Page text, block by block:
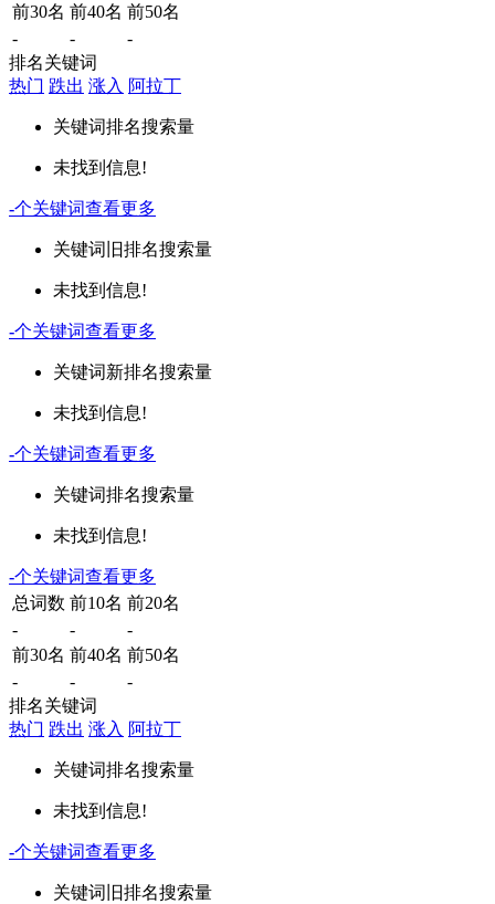
前30名 前40名 前50名
-
-
-
排名关键词
热门 跌出 涨入 阿拉丁
关键词排名搜索量
未找到信息!
-个关键词查看更多
关键词 旧排名搜索量
未找到信息!
-个关键词查看更多
关键词新排名搜索量
未找到信息!
-个关键词查看更多
关键词排名搜索量
未找到信息!
-个关键词查看更多
总词数 前10名 前20名
-
-
-
前30名 前40名 前50名
-
-
-
排名关键词
热门 跌出 涨入 阿拉丁
关键词排名搜索量
未找到信息!
-个关键词查看更多
关键词 旧排名搜索量